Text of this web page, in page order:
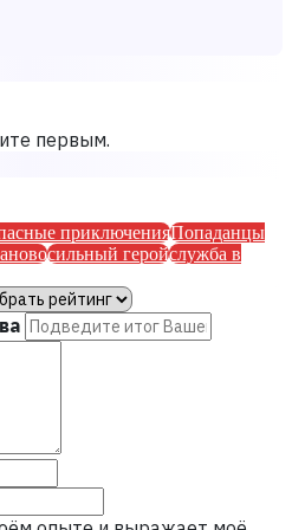
первым.
приключенияПопаданцы
сильный геройслужба в